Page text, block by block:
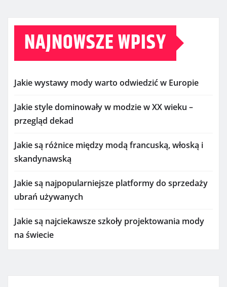
NAJNOWSZE WPISY
Jakie wystawy mody warto odwiedzić w Europie
Jakie style dominowały w modzie w XX wieku –
przegląd dekad
Jakie są różnice między modą francuską, włoską i
skandynawską
Jakie są najpopularniejsze platformy do sprzedaży
ubrań używanych
Jakie są najciekawsze szkoły projektowania mody
na świecie